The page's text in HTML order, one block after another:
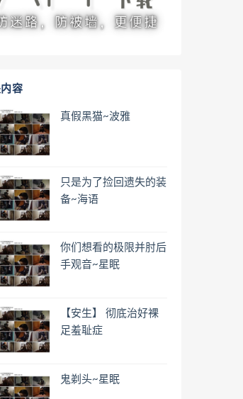
容
真假黑猫~波雅
只是为了捡回遗失的装
备~海语
你们想看的极限并肘后
手观音~星眠
【安生】 彻底治好裸
足羞耻症
鬼剃头~星眠